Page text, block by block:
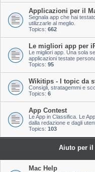
Applicazioni per il
Segnala app che hai
utilizzarle al meglio.
Topics: 662
Le migliori app per
Le migliori app. Una sola
applicazioni testate
Topics: 95
Wikitips - I topic da
Consigli, stratagemmi e
Topics: 6
App Contest
Le App in Classifica. Le
dalla redazione e dagli
Topics: 103
Aiuto per il
Mac Help